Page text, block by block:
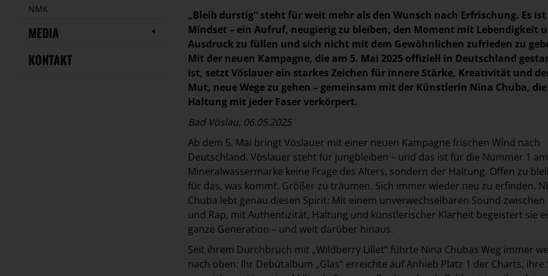
NMK
MEDIA
KONTAKT
„Bleib durstig“ steht für weit mehr als den Wunsch nach Erfrischung. Es ist
Mindset – ein Aufruf, neugierig zu bleiben, den Moment mit Lebendigkeit
Ausdruck zu füllen und sich nicht mit dem Gewöhnlichen zufrieden zu
Mit der neuen Kampagne, die am 5. Mai 2025 offiziell in Deutschland
ist, setzt Vöslauer ein starkes Zeichen für innere Stärke, Kreativität und
Mut, neue Wege zu gehen – gemeinsam mit der Künstlerin Nina Chuba,
Haltung mit jeder Faser verkörpert.
Bad Vöslau, 06.05.2025
Ab dem 5. Mai bringt Vöslauer mit einer neuen Kampagne frischen Wind nach
Deutschland. Vöslauer steht für jungbleiben – und das ist für die Nummer 1 am
Mineralwassermarke keine Frage des Alters, sondern der Haltung. Offen zu
für das, was kommt. Größer zu träumen. Sich immer wieder neu zu erfinden.
Chuba lebt genau diesen Spirit: Mit einem unverwechselbaren Sound zwischen
und Rap, mit Authentizität, Haltung und künstlerischer Klarheit begeistert sie
ganze Generation – und weit darüber hinaus.
Seit ihrem Durchbruch mit „Wildberry Lillet“ führte Nina Chubas Weg immer
nach oben: Ihr Debütalbum „Glas“ erreichte auf Anhieb Platz 1 der Charts, ihre